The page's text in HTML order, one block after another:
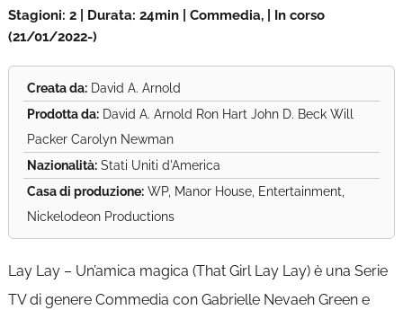
Stagioni: 2 | Durata: 24min | Commedia, | In corso
(21/01/2022-)
Creata da:David A. Arnold
Prodotta da:David A. Arnold Ron Hart John D. Beck Will
Packer Carolyn Newman
Nazionalità:Stati Uniti d'America
Casa di produzione:WP, Manor House, Entertainment,
Nickelodeon Productions
Lay Lay – Un’amica magica (That Girl Lay Lay) è una Serie
TV di genere Commedia con Gabrielle Nevaeh Green e